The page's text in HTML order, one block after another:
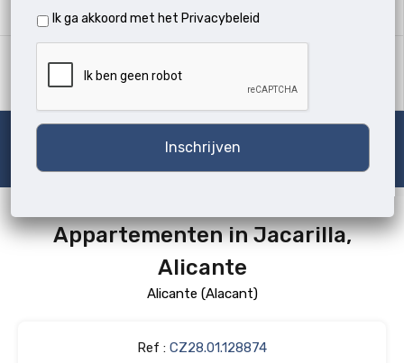
Alle soorten
Zoeken
Appartementen in Jacarilla,
Alicante
Alicante (Alacant)
Ref : CZ28.01.128874
Ik ga akkoord met het Privacybeleid